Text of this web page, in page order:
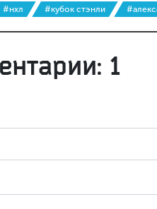
#нхл #кубок стэнли
1